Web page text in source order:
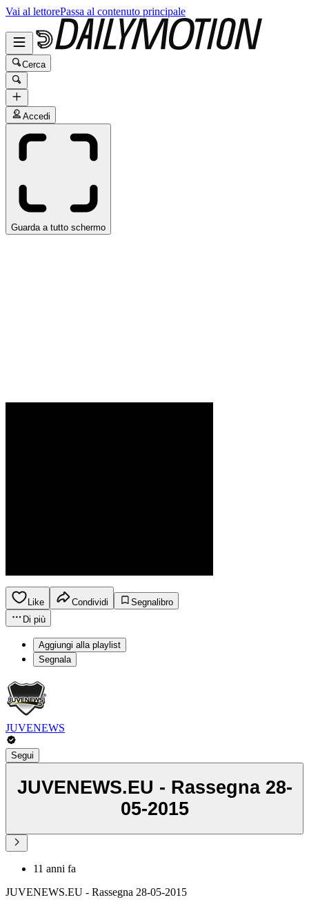
Vai al lettorePassa al contenuto principale
Cerca
Accedi
Guarda a tutto schermo
Like Condividi
Segnalibro
Di più
Aggiungi alla playlist
Segnala
JUVENEWS
Segui
JUVENEWS.EU - Rassegna 28-
05-2015
11 anni fa
JUVENEWS.EU - Rassegna 28-05-2015